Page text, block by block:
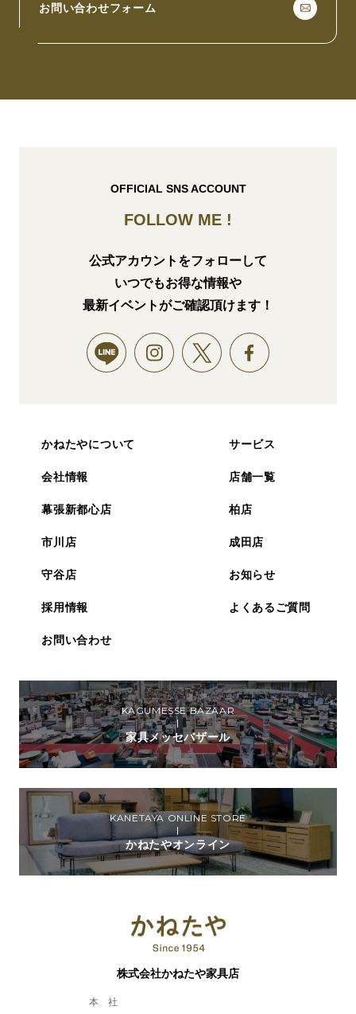
お問い合わせフォーム
OFFICIAL SNS ACCOUNT
FOLLOW ME !
公式アカウントをフォローして
いつでもお得な情報や
最新イベントがご確認頂けます！
株式会社かねたや家具店
本 社
KAGUMESSE BAZAAR
家具メッセバザール
KANETAYA ONLINE STORE
かねたやオンライン
かねたやについて サービス
会社情報 店舗一覧
幕張新都心店 柏店
市川店 成田店
守谷店 お知らせ
採用情報 よくあるご質問
お問い合わせ